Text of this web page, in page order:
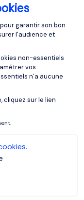
garantir son bon
l'audience et
non-essentiels
vos
n’a aucune
cliquez sur le lien
& Property
de
lois soient
les
de fournir
les
en mesure de
efficace avec les
et bureaux des
de
Manager
Il est